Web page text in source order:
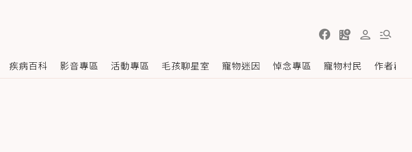
疾病百科 影音專區 活動專區 毛孩聊星室 寵物迷因 悼念專區 寵物村民 作者群